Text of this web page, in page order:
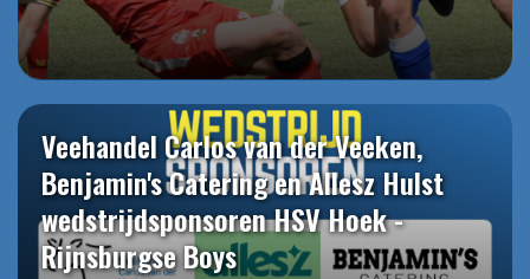
Veehandel Carlos van der Veeken,
Benjamin's Catering en Allesz Hulst
wedstrijdsponsoren HSV Hoek -
Rijnsburgse Boys